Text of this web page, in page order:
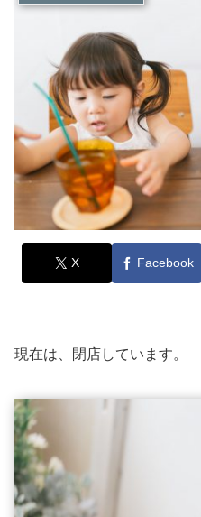
X Facebook
現在は、閉店しています。